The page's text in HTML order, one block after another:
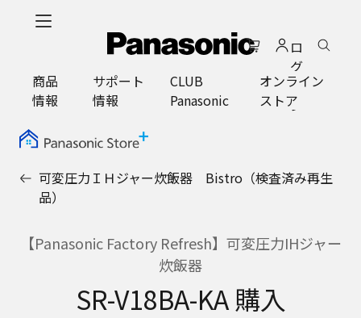
ロ
グ
イ
ン
商品
情報
サポート
情報
CLUB
Panasonic
オンライン
ストア
可変圧力ＩＨジャー炊飯器 Bistro（検査済み再生
品）
【Panasonic Factory Refresh】可変圧力IHジャー
炊飯器
SR-V18BA-KA 購入